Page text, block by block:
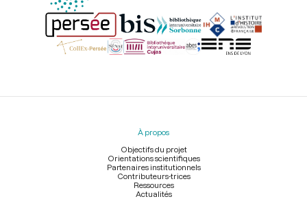
Menu
À propos
Objectifs du projet
Orientations scientifiques
Partenaires institutionnels
Contributeurs-trices
Ressources
Actualités